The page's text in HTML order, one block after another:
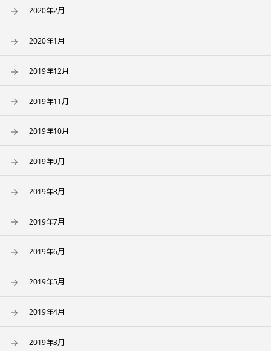
2020年2月
2020年1月
2019年12月
2019年11月
2019年10月
2019年9月
2019年8月
2019年7月
2019年6月
2019年5月
2019年4月
2019年3月